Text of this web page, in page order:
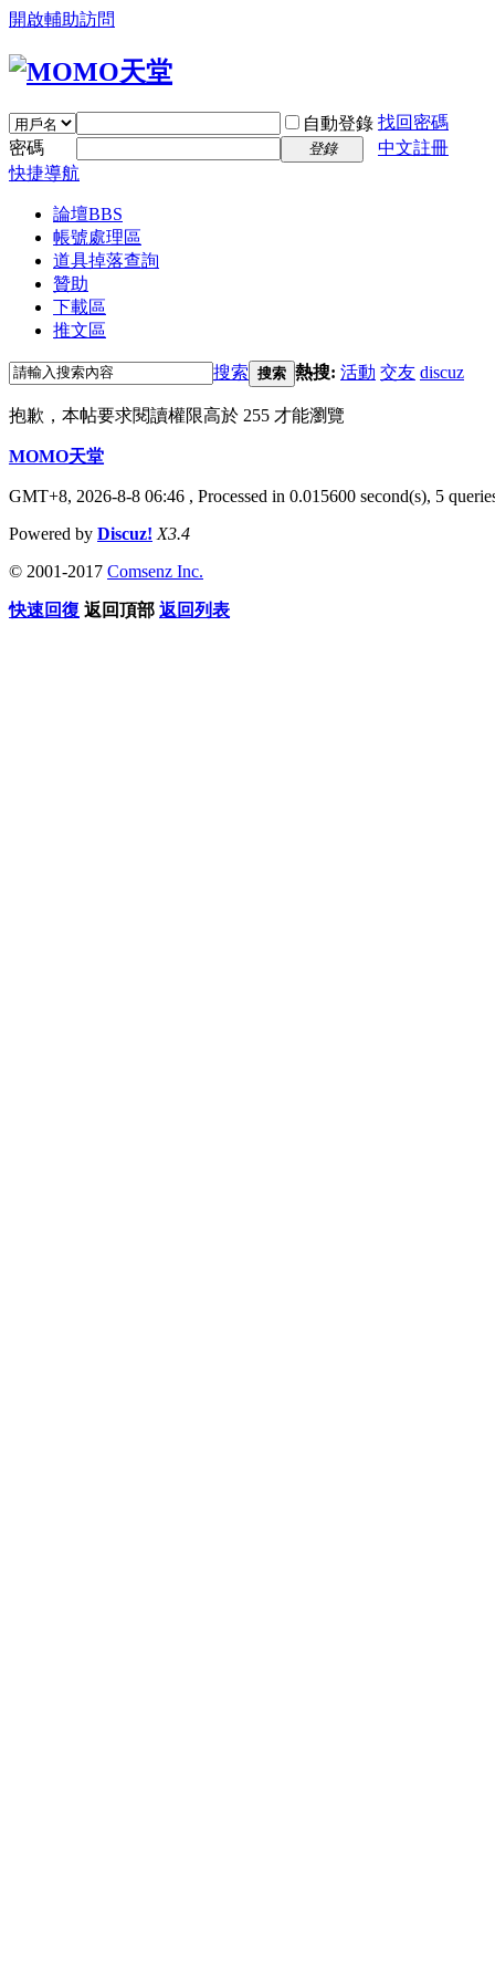
開啟輔助訪問
自動登錄 找回密碼
密碼
登錄
中文註冊
快捷導航
論壇BBS
帳號處理區
道具掉落查詢
贊助
下載區
推文區
搜索 搜索 熱搜: 活動 交友 discuz
抱歉，本帖要求閱讀權限高於 255 才能瀏覽
MOMO天堂
GMT+8, 2026-8-8 06:46 , Processed in 0.015600 second(s), 5
Powered by Discuz! X3.4
© 2001-2017 Comsenz Inc.
快速回復 返回頂部 返回列表